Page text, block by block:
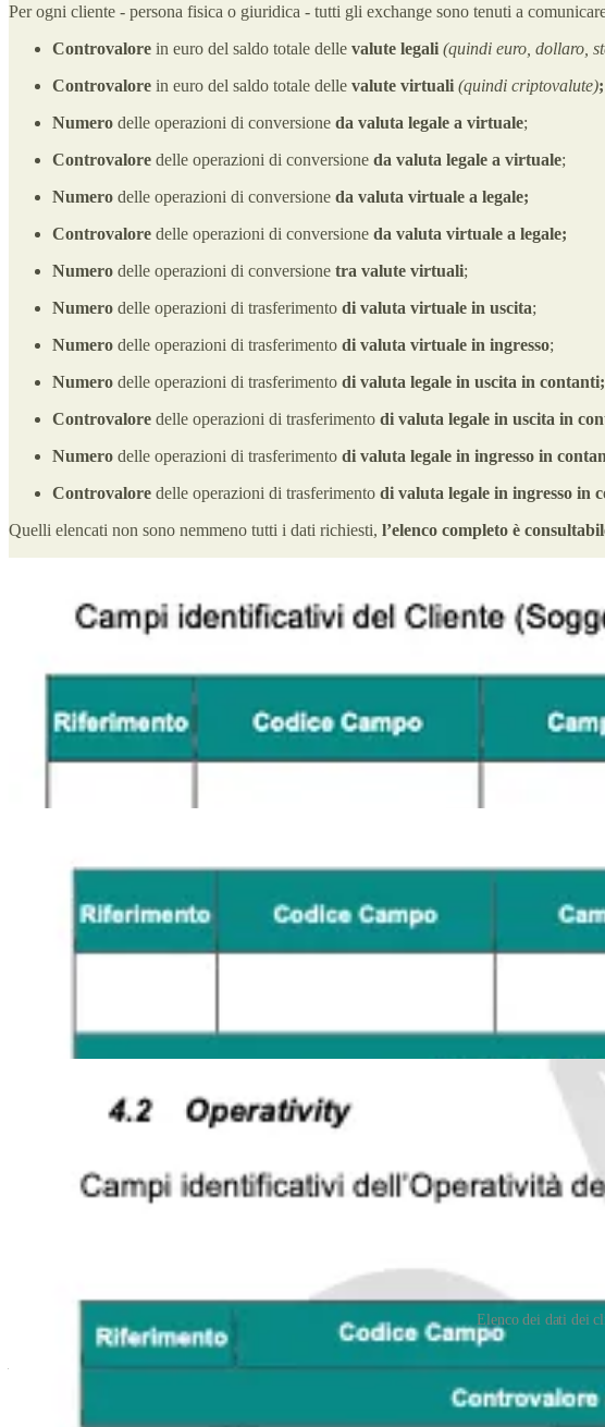
Per ogni cliente - persona fisica o giuridica - tutti gli exchange sono tenuti a
Controvalore in euro del saldo totale delle valute legali (quindi euro, dollaro,
Controvalore in euro del saldo totale delle valute virtuali (quindi criptovalute);
Numero delle operazioni di conversione da valuta legale a virtuale;
Controvalore delle operazioni di conversione da valuta legale a virtuale;
Numero delle operazioni di conversione da valuta virtuale a legale;
Controvalore delle operazioni di conversione da valuta virtuale a legale;
Numero delle operazioni di conversione tra valute virtuali;
Numero delle operazioni di trasferimento di valuta virtuale in uscita;
Numero delle operazioni di trasferimento di valuta virtuale in ingresso;
Numero delle operazioni di trasferimento di valuta legale in uscita in contanti;
Controvalore delle operazioni di trasferimento di valuta legale in uscita in
Numero delle operazioni di trasferimento di valuta legale in ingresso in
Controvalore delle operazioni di trasferimento di valuta legale in ingresso in
Quelli elencati non sono nemmeno tutti i dati richiesti, l’elenco completo è
Elenco dei dati dei
Aberrazione in nome della protezione del cittadino
La facoltà del regolatore di tracciare accuratamente ogni movimento finanziario dei